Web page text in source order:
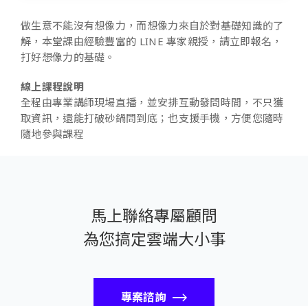
做生意不能沒有想像力，而想像力來自於對基礎知識的了
解，本堂課由經驗豐富的 LINE 專家親授，請立即報名，
打好想像力的基礎。
線上課程說明
全程由專業講師現場直播，並安排互動發問時間，不只獲
取資訊，還能打破砂鍋問到底；也支援手機，方便您隨時
隨地參與課程
馬上聯絡專屬顧問
為您搞定雲端大小事
專案諮詢